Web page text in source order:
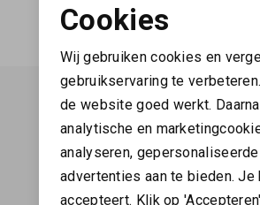
ALTIJD ALS
Schrijf je in en
Hoe we met je
Noodzakelijke cookies
Analytische cookies
Cookies
Wij gebruiken cookies en
gebruikservaring te
de website goed werkt.
analytische en
analyseren,
advertenties aan te bieden.
accepteert. Klik op